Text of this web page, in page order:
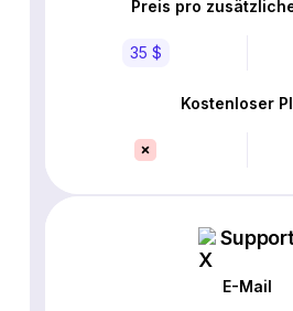
Preis pro
35 $
Kostenloser
Support
E-Mail